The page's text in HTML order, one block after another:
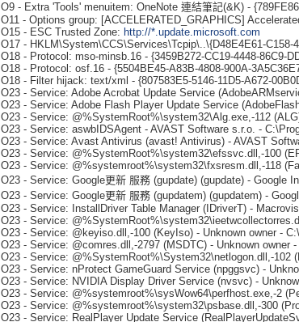
O9 - Extra 'Tools' menuitem: OneNote 連結筆記(&K) -
O11 - Options group: [ACCELERATED_GRAPHICS]
O15 - ESC Trusted Zone: http://*.update.microsoft.com
O17 - HKLM\System\CCS\Services\Tcpip\..\{D48E4E61-
O18 - Protocol: mso-minsb.16 - {3459B272-CC19-4448-86C9-
O18 - Protocol: osf.16 - {5504BE45-A83B-4808-900A-
O18 - Filter hijack: text/xml - {807583E5-5146-11D5-A672-
O23 - Service: Adobe Acrobat Update Service
O23 - Service: Adobe Flash Player Update Service
O23 - Service: @%SystemRoot%\system32\Alg.exe,-112
O23 - Service: aswbIDSAgent - AVAST Software s.r.o. -
O23 - Service: Avast Antivirus (avast! Antivirus) - AVAST
O23 - Service: @%SystemRoot%\system32\efssvc.dll,-100
O23 - Service: @%systemroot%\system32\fxsresm.dll,-118
O23 - Service: Google更新 服務 (gupdate) (gupdate) - Google
O23 - Service: Google更新 服務 (gupdatem) (gupdatem) -
O23 - Service: InstallDriver Table Manager (IDriverT) -
O23 - Service:
O23 - Service: @keyiso.dll,-100 (KeyIso) - Unknown owner -
O23 - Service: @comres.dll,-2797 (MSDTC) - Unknown
O23 - Service: @%SystemRoot%\System32\netlogon.dll,-
O23 - Service: nProtect GameGuard Service (npggsvc) -
O23 - Service: NVIDIA Display Driver Service (nvsvc) -
O23 - Service: @%systemroot%\sysWow64\perfhost.exe,-2
O23 - Service: @%systemroot%\system32\psbase.dll,-300
O23 - Service: RealPlayer Update Service